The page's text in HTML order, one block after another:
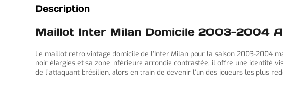
Description
Maillot Inter Milan Domicile 2003-2004
Le maillot retro vintage domicile de l’Inter Milan pour la saison 2003-2004
noir élargies et sa zone inférieure arrondie contrastée, il offre une identité
de l’attaquant brésilien, alors en train de devenir l’un des joueurs les plus